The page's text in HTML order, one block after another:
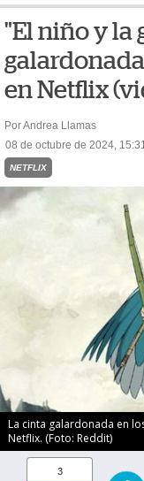
"El niño y la
en Netflix
Por Andrea Llamas
08 de octubre de 2024,
NETFLIX
La cinta galardonada en
Netflix. (Foto: Reddit)
3